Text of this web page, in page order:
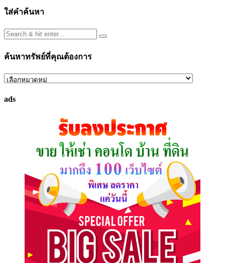
ใส่คำค้นหา
ค้นหาทรัพย์ที่คุณต้องการ
ค้นหา
ที่
ads